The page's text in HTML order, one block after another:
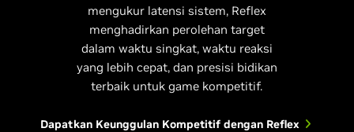
mengukur latensi sistem, Reflex
menghadirkan perolehan target
dalam waktu singkat, waktu reaksi
yang lebih cepat, dan presisi bidikan
terbaik untuk game kompetitif.
Dapatkan Keunggulan Kompetitif dengan Reflex